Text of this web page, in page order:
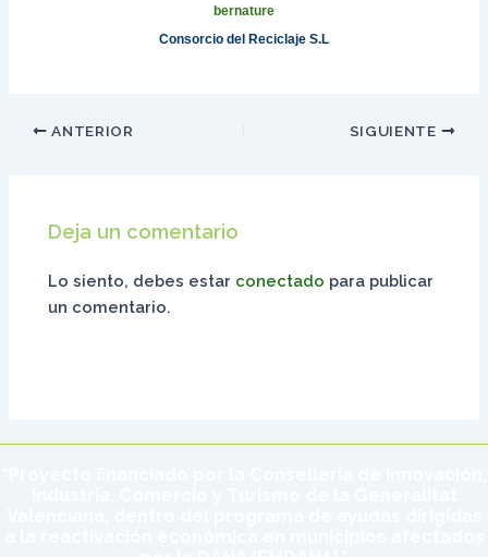
bernature
Consorcio del Reciclaje S.L
ANTERIOR SIGUIENTE
Deja un comentario
Lo siento, debes estar conectado para publicar
un comentario.